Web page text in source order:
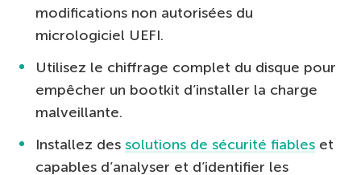
modifications non autorisées du
micrologiciel UEFI.
Utilisez le chiffrage complet du disque pour
empêcher un bootkit d’installer la charge
malveillante.
Installez des solutions de sécurité fiables et
capables d’analyser et d’identifier les